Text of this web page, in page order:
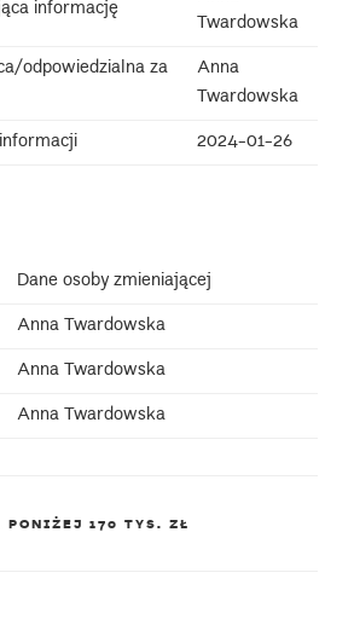
informację
Twardowska
odpowiedzialna za
Anna
Twardowska
2024-01-26
Dane osoby zmieniającej
Anna Twardowska
Anna Twardowska
Anna Twardowska
170 TYS. ZŁ